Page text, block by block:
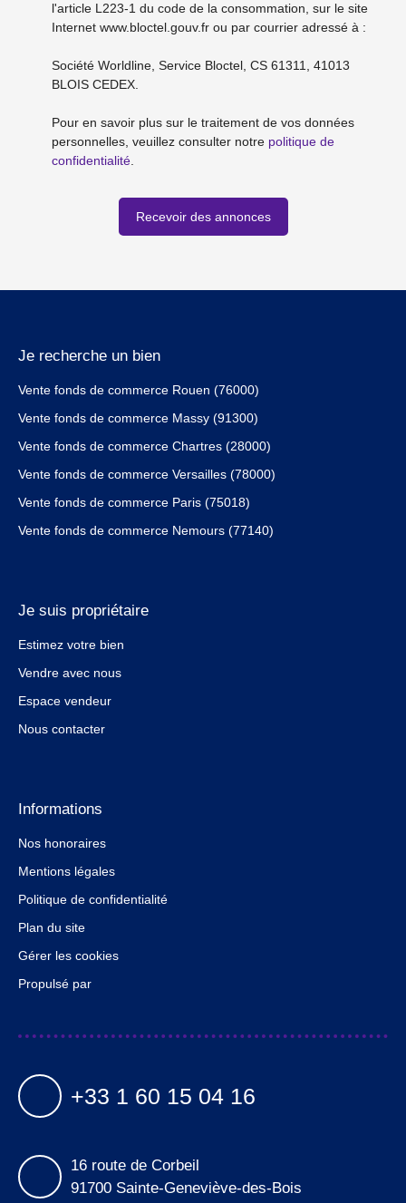
l'article L223-1 du code de la consommation, sur le site
Internet www.bloctel.gouv.fr ou par courrier adressé à :
Société Worldline, Service Bloctel, CS 61311, 41013
BLOIS CEDEX.
Pour en savoir plus sur le traitement de vos données
personnelles, veuillez consulter notre politique de
confidentialité
Recevoir des annonces
Je recherche un bien
Vente fonds de commerce Rouen (76000)
Vente fonds de commerce Massy (91300)
Vente fonds de commerce Chartres (28000)
Vente fonds de commerce Versailles (78000)
Vente fonds de commerce Paris (75018)
Vente fonds de commerce Nemours (77140)
Je suis propriétaire
Estimez votre bien
Vendre avec nous
Espace vendeur
Nous contacter
Informations
Nos honoraires
Mentions légales
Politique de confidentialité
Plan du site
Gérer les cookies
Propulsé par
+33 1 60 15 04 16
16 route de Corbeil
91700 Sainte-Geneviève-des-Bois